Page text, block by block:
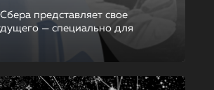
представляет свое
— специально для